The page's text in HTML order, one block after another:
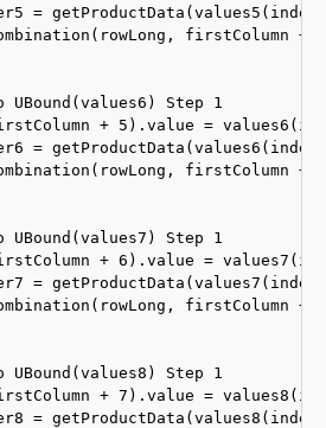
=
firstColumn +
Step 1
+ 5).value =
=
firstColumn +
Step 1
+ 6).value =
=
firstColumn +
Step 1
+ 7).value =
=